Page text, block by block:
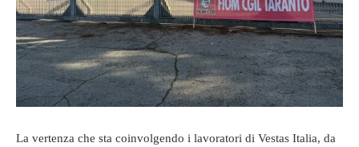
La vertenza che sta coinvolgendo i lavoratori di Vestas Italia, da